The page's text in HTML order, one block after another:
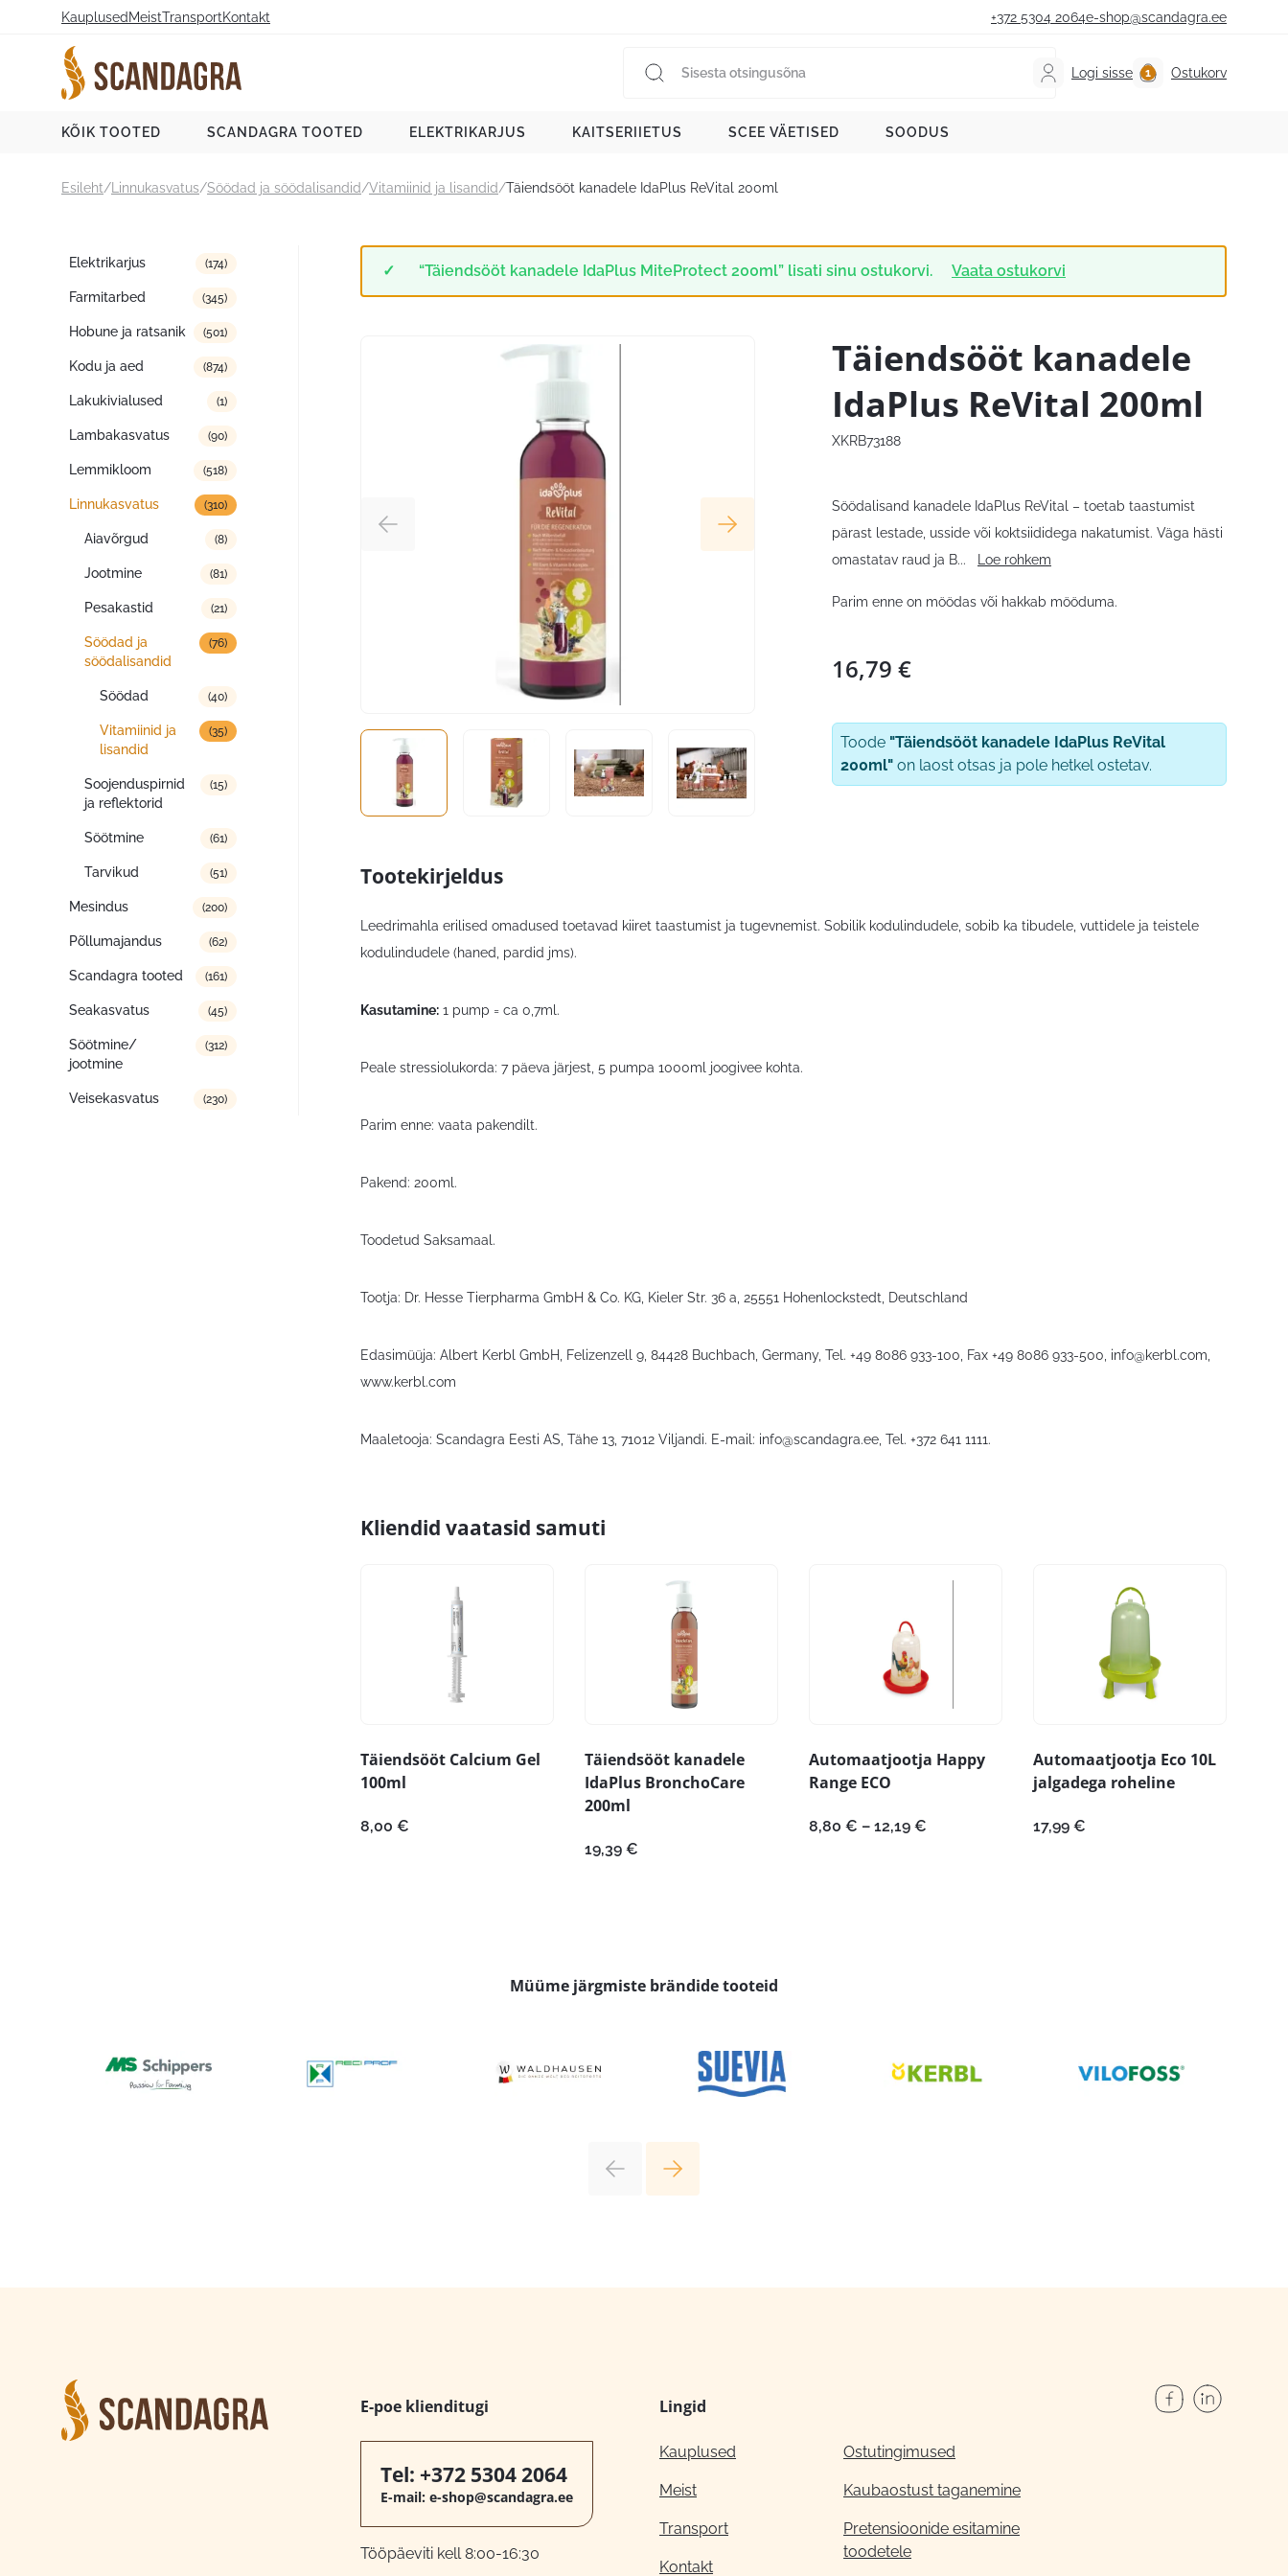
Kauplused MeistTransportKontakt +372 5304 2064e-shop@scandagra.ee
Logi sisse Ostukorv
KÕIK TOOTED SCANDAGRA TOOTED ELEKTRIKARJUS KAITSERIIETUS SCEE VÄETISED SOODUS
Esileht/ Linnukasvatus/Söödad ja söödalisandid/Vitamiinid ja lisandid/Täiendsööt kanadele IdaPlus ReVital 200ml
Tootekategooriad
Elektrikarjus (174)
Farmitarbed (345)
Hobune ja ratsanik (501)
Kodu ja aed (874)
Lakukivialused (1)
Lambakasvatus (90)
Lemmikloom (518)
Linnukasvatus (310)
Aiavõrgud (8)
Jootmine (81)
Pesakastid (21)
Söödad ja
söödalisandid
(76)
Söödad (40)
Vitamiinid ja
lisandid
(35)
Soojenduspirnid
ja reflektorid
(15)
Söötmine (61)
Tarvikud (51)
Mesindus (200)
Põllumajandus (62)
Scandagra tooted (161)
Seakasvatus (45)
Söötmine/
jootmine
(312)
Veisekasvatus (230)
“Täiendsööt kanadele IdaPlus MiteProtect 200ml” lisati sinu ostukorvi. Vaata ostukorvi
Täiendsööt kanadele
IdaPlus ReVital 200ml
XKRB73188
Söödalisand kanadele IdaPlus ReVital – toetab taastumist
pärast lestade, usside või koktsiididega nakatumist. Väga hästi
omastatav raud ja B... Loe rohkem
Parim enne on möödas või hakkab mööduma.
16,79 €
Toode "Täiendsööt kanadele IdaPlus ReVital
200ml" on laost otsas ja pole hetkel ostetav.
Tootekirjeldus
Leedrimahla erilised omadused toetavad kiiret taastumist ja tugevnemist. Sobilik kodulindudele, sobib ka tibudele, vuttidele ja teistele
kodulindudele (haned, pardid jms).
Kasutamine: 1 pump = ca 0,7ml.
Peale stressiolukorda: 7 päeva järjest, 5 pumpa 1000ml joogivee kohta.
Parim enne: vaata pakendilt.
Pakend: 200ml.
Toodetud Saksamaal.
Tootja: Dr. Hesse Tierpharma GmbH & Co. KG, Kieler Str. 36 a, 25551 Hohenlockstedt, Deutschland
Edasimüüja: Albert Kerbl GmbH, Felizenzell 9, 84428 Buchbach, Germany, Tel. +49 8086 933-100, Fax +49 8086 933-500, info@kerbl.com
www.kerbl.com
Maaletooja: Scandagra Eesti AS, Tähe 13, 71012 Viljandi. E-mail: info@scandagra.ee , Tel. +372 641 1111.
Kliendid vaatasid samuti
Täiendsööt Calcium Gel
100ml
8,00 €
Täiendsööt kanadele
IdaPlus BronchoCare
200ml
19,39 €
Automaatjootja Happy
Range ECO
8,80 € – 12,19 € Hinnavahemik:
Automaatjootja Eco 10L
jalgadega roheline
17,99 €
Müüme järgmiste brändide tooteid
E-poe klienditugi
Tel: +372 5304 2064
E-mail: e-shop@scandagra.ee
Tööpäeviti kell 8:00-16:30
Lingid
Kauplused
Meist
Transport
Kontakt
Ostutingimused
Kaubaostust taganemine
Pretensioonide esitamine
toodetele